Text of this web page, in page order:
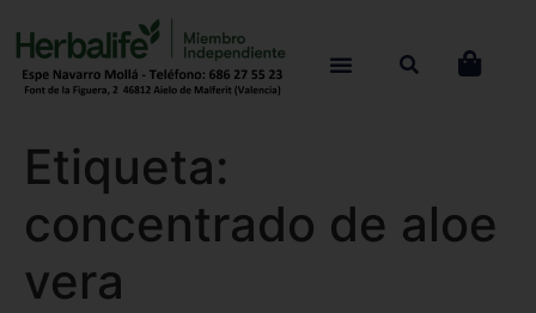
Etiqueta:
concentrado de aloe
vera